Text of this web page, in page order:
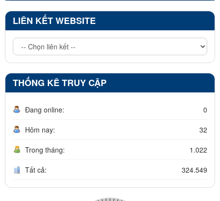
LIÊN KẾT WEBSITE
THỐNG KÊ TRUY CẬP
Đang online: 0
Hôm nay: 32
Trong tháng: 1.022
Tất cả: 324.549